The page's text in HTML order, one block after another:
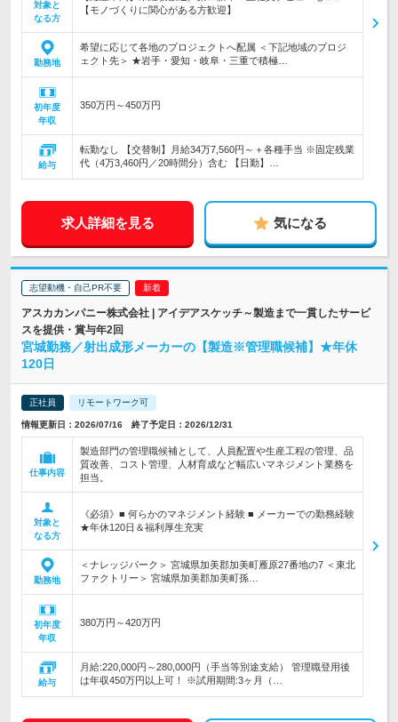
対象と
なる方
【モノづくりに関心がある方歓迎】
勤務地
希望に応じて各地のプロジェクトへ配属 ＜下記地域のプロジ
ェクト先＞ ★岩手・愛知・岐阜・三重で積極…
初年度
年収
350万円～450万円
給与
転勤なし 【交替制】月給34万7,560円～＋各種手当 ※固定残業
代（4万3,460円／20時間分）含む 【日勤】…
求人詳細を見る 気になる
志望動機・自己PR不要
アスカカンパニー株式会社 | アイデアスケッチ～製造まで一貫したサービ
スを提供・賞与年2回
宮城勤務／射出成形メーカーの【製造※管理職候補】★年休
120日
正社員 リモートワーク可
情報更新日：2026/07/16 終了予定日：2026/12/31
仕事内容
製造部門の管理職候補として、人員配置や生産工程の管理、品
質改善、コスト管理、人材育成など幅広いマネジメント業務を
担当。
対象と
なる方
《必須》■ 何らかのマネジメント経験 ■ メーカーでの勤務経験
★年休120日＆福利厚生充実
勤務地
＜ナレッジパーク＞ 宮城県加美郡加美町雁原27番地の7 ＜東北
ファクトリー＞ 宮城県加美郡加美町孫…
初年度
年収
380万円～420万円
給与
月給:220,000円～280,000円（手当等別途支給） 管理職登用後
は年収450万円以上可！ ※試用期間:3ヶ月（…